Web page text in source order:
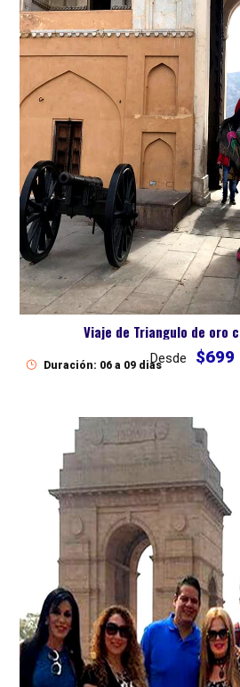
Viaje de Triangulo de oro
Desde $699
Duración: 06 a 09 dias